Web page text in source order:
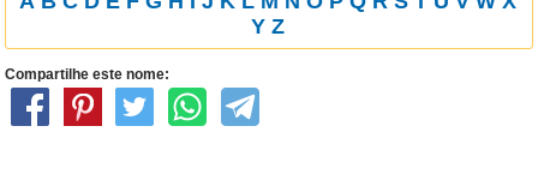
Y Z
Compartilhe este nome: